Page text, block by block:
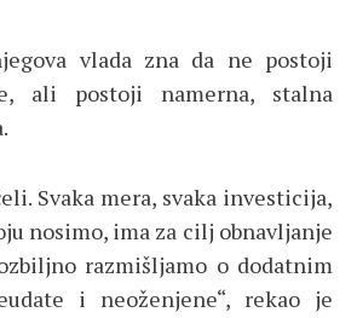
vlada zna da ne postoji
ali postoji namerna, stalna
Svaka mera, svaka investicija,
nosimo, ima za cilj obnavljanje
razmišljamo o dodatnim
i neoženjene“, rekao je